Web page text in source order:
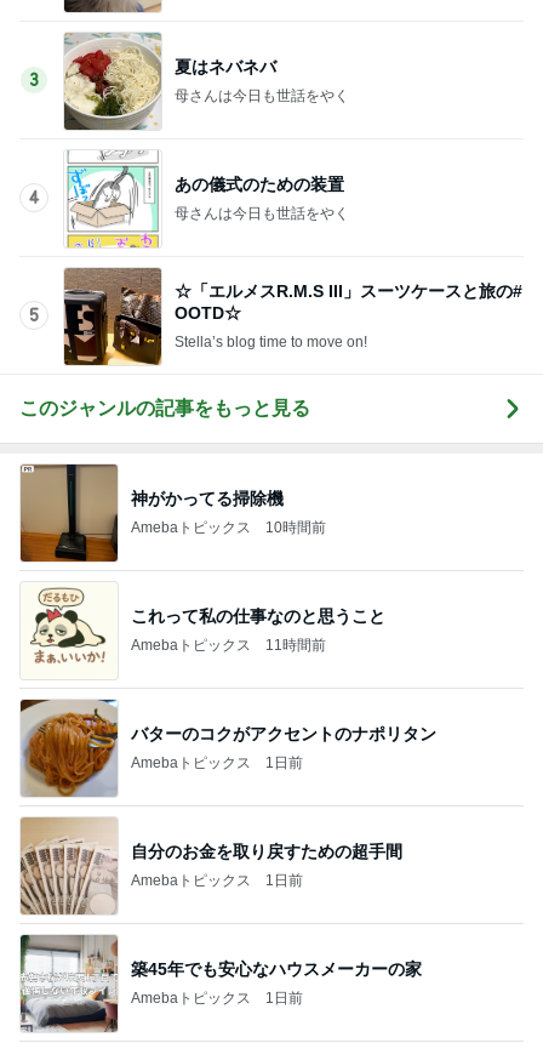
3
夏はネバネバ
母さんは今日も世話をやく
4
あの儀式のための装置
母さんは今日も世話をやく
5
☆「エルメスR.M.S III」スーツケースと旅の#
OOTD☆
Stella’s blog time to move on!
このジャンルの記事をもっと見る
神がかってる掃除機
Amebaトピックス 10時間前
これって私の仕事なのと思うこと
Amebaトピックス 11時間前
バターのコクがアクセントのナポリタン
Amebaトピックス 1日前
自分のお金を取り戻すための超手間
Amebaトピックス 1日前
築45年でも安心なハウスメーカーの家
Amebaトピックス 1日前